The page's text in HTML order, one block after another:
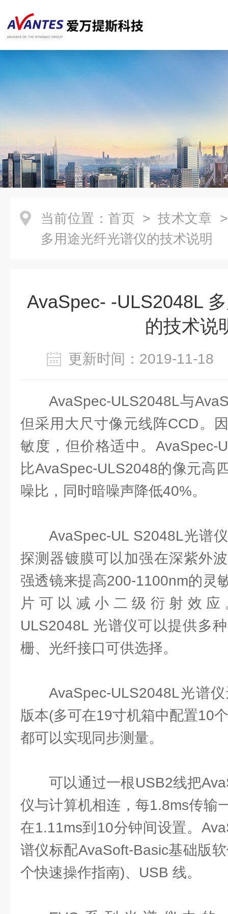
当前位置： 首页 > 技术文章
多用途光纤光谱仪的技术说明
AvaSpec- -ULS2048L
的技术说
更新时间：2019-11-
AvaSpec-ULS2048L与
但采用大尺寸像元线阵CCD。
敏度，但价格适中。AvaSpec-
比AvaSpec-ULS2048的像元高
噪比，同时暗噪声降低40%。
AvaSpec-UL S2048L光谱
探测器镀膜可以加强在深紫外
强透镜来提高200-1100nm的灵
片可以减小二级衍射效应
ULS2048L 光谱仪可以提供多
栅、光纤接口可供选择。
AvaSpec-ULS2048L光谱
版本(多可在19寸机箱中配置10
都可以实现同步测量。
可以通过一根USB2线把
仪与计算机相连，每1.8ms传输
在1.11ms到10分钟间设置。
谱仪标配AvaSoft-Basic基础版
个快速操作指南)、USB 线。